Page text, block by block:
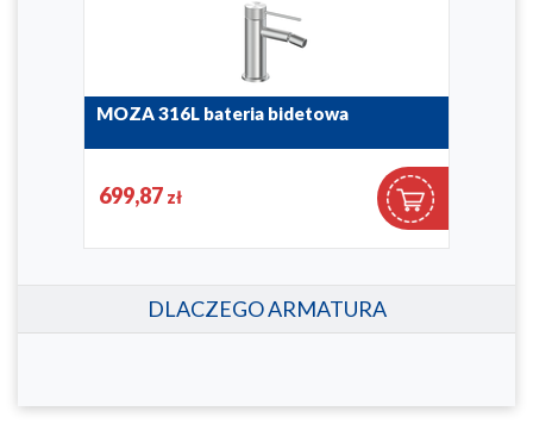
MOZA 316L bateria bidetowa
699,87 zł
DLACZEGO ARMATURA